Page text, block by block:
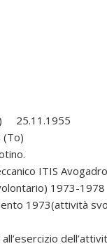
25.11.1955
(To)
ITIS
1973-1978
1973(attività